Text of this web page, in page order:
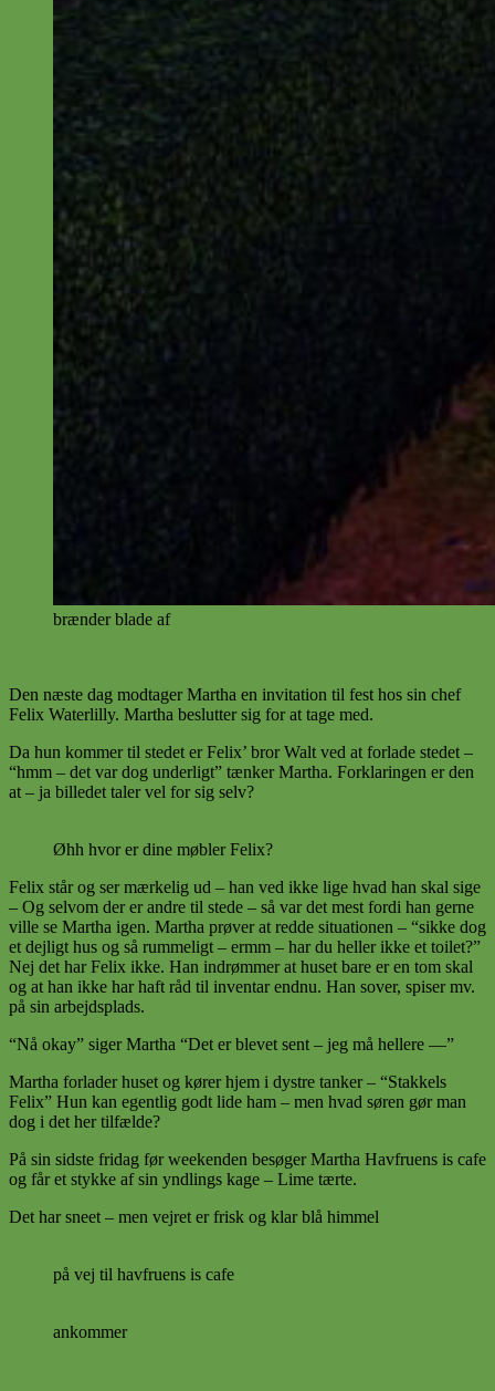
brænder blade af
Den næste dag modtager Martha en invitation til fest hos sin chef
Felix Waterlilly. Martha beslutter sig for at tage med.
Da hun kommer til stedet er Felix’ bror Walt ved at forlade stedet –
“hmm – det var dog underligt” tænker Martha. Forklaringen er den
at – ja billedet taler vel for sig selv?
Øhh hvor er dine møbler Felix?
Felix står og ser mærkelig ud – han ved ikke lige hvad han skal sige
– Og selvom der er andre til stede – så var det mest fordi han gerne
ville se Martha igen. Martha prøver at redde situationen – “sikke dog
et dejligt hus og så rummeligt – ermm – har du heller ikke et toilet?”
Nej det har Felix ikke. Han indrømmer at huset bare er en tom skal
og at han ikke har haft råd til inventar endnu. Han sover, spiser mv.
på sin arbejdsplads.
“Nå okay” siger Martha “Det er blevet sent – jeg må hellere —”
Martha forlader huset og kører hjem i dystre tanker – “Stakkels
Felix” Hun kan egentlig godt lide ham – men hvad søren gør man
dog i det her tilfælde?
På sin sidste fridag før weekenden besøger Martha Havfruens is cafe
og får et stykke af sin yndlings kage – Lime tærte.
Det har sneet – men vejret er frisk og klar blå himmel
på vej til havfruens is cafe
ankommer